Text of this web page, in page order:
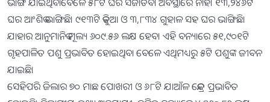
ଘର ଆଂଶିକ ଭାଙ୍ଗିଛି। ୯୧୩ଟି କୁଡିଆ ଓ ୩,୮୩୪ ଗୁହାଳ ସହ ଘର ଭାଙ୍ଗିଛି।
ଯାହାର ଆନୁମାନିକ ମୂଲ୍ୟ ୬୦୯.୫୬ ଲକ୍ଷ ହେବ। ଏହି ବନ୍ୟାରେ ୫୧,୯୦୧ଟି
ଗୃହପାଳିତ ପଶୁ ପ୍ରଭାବିତ ହୋଇଥିବା ବେଳେ ଏଥିମଧ୍ୟରୁ ୫ଟି ପଶୁଙ୍କ ଜୀବନ
ଯାଇଛି।
ସେହିପରି ଜିଲାର ୭୦ ମାଛ ପୋଖରୀ ଓ ୬୮ଟି ଯାଆଁଳ କେନ୍ଦ୍ର ପ୍ରଭାବିତ